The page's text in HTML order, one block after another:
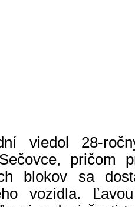
viedol 28-
pričom
blokov sa
vozidla.